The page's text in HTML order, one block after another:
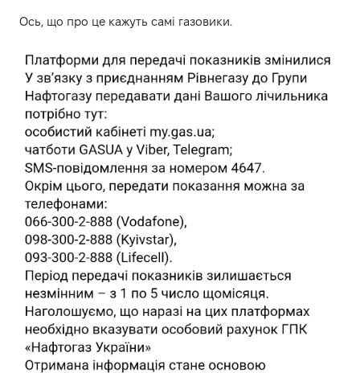
Ось, що про це кажуть самі газовики.